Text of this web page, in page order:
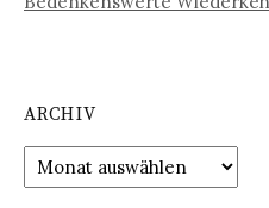
ARCHIV
Archiv